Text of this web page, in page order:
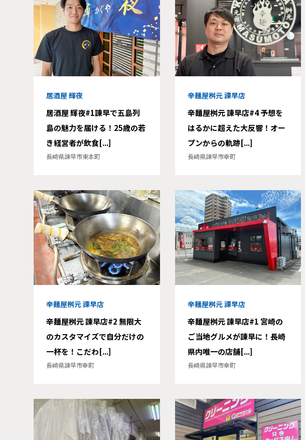
居酒屋 輝夜
居酒屋 輝夜#1諫早で五島列
島の魅力を届ける！25歳の若
き経営者が飲食[...]
長崎県諫早市東本町
辛麺屋桝元 諫早店
辛麺屋桝元 諫早店#4 予想を
はるかに超えた大反響！オー
プンからの軌跡[...]
長崎県諫早市幸町
辛麺屋桝元 諫早店
辛麺屋桝元 諫早店#2 無限大
のカスタマイズで自分だけの
一杯を！こだわ[...]
長崎県諫早市幸町
辛麺屋桝元 諫早店
辛麺屋桝元 諫早店#1 宮崎の
ご当地グルメが諫早に！長崎
県内唯一の店舗[...]
長崎県諫早市幸町